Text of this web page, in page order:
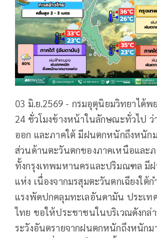
03 มิ.ย.2569 - กรมอุตุนิยมวิทยาได้พ
24 ชั่วโมงข้างหน้าในลักษณะทั่วไป ว่
ออก และภาคใต้ มีฝนตกหนักถึงหนัก
ส่วนด้านตะวันตกของภาคเหนือและภ
ทั้งกรุงเทพมหานครและปริมณฑล มี
แห่ง เนื่องจากมรสุมตะวันตกเฉียงใต้
แรงพัดปกคลุมทะเลอันดามัน ประเท
ไทย ขอให้ประชาชนในบริเวณดังกล่
ระวังอันตรายจากฝนตกหนักถึงหนัก